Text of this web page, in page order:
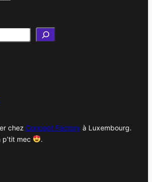
chez Concept Factoryà Luxembourg.
p’tit mec
.